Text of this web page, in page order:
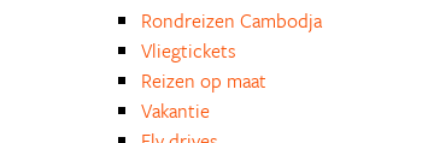
Rondreizen Cambodja
Vliegtickets
Reizen op maat
Vakantie